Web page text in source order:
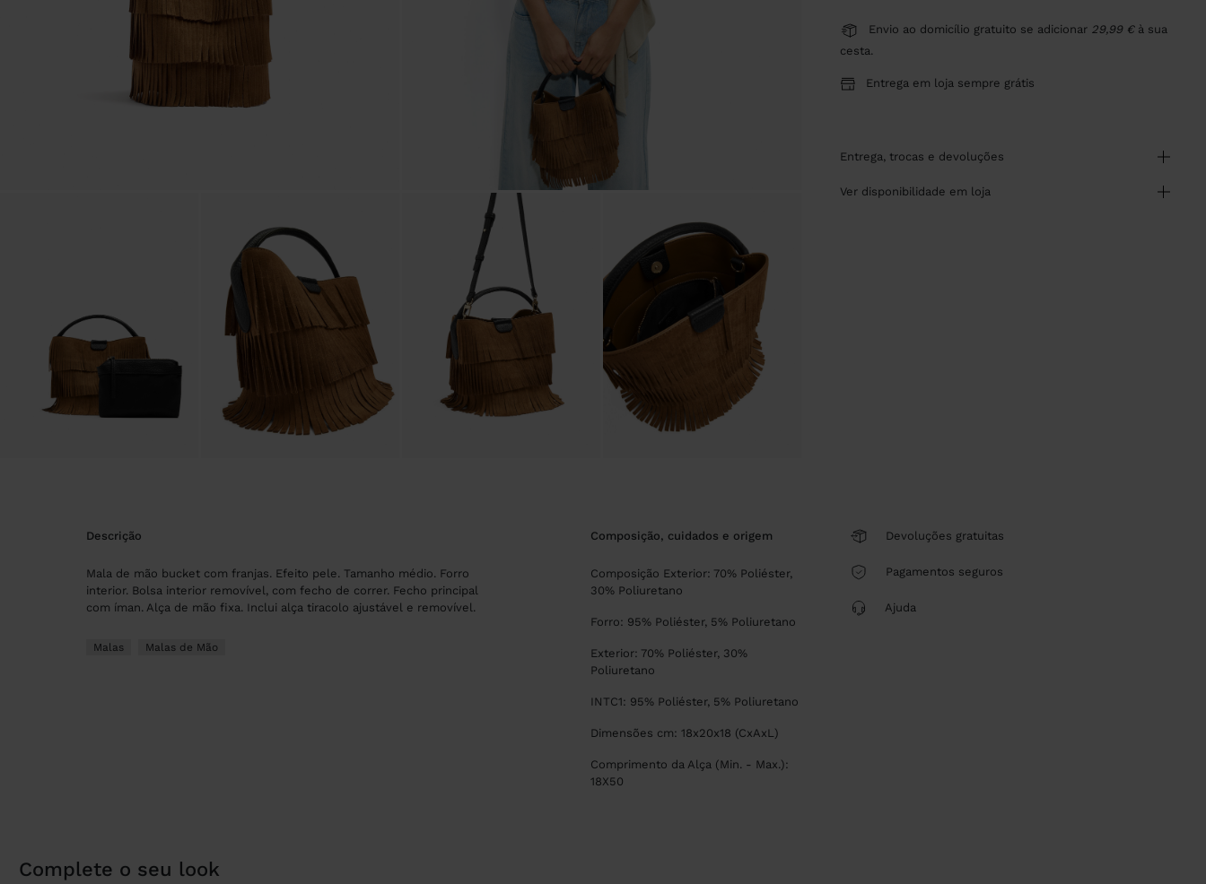
Envio ao domicílio gratuito se adicionar 29,99 €à sua
cesta.
Entrega em loja sempre grátis
entrega, trocas e devoluções
ver disponibilidade em loja
descrição
Mala de mão bucket com franjas. Efeito pele. Tamanho médio. Forro
interior. Bolsa interior removível, com fecho de correr. Fecho principal
com íman. Alça de mão fixa. Inclui alça tiracolo ajustável e removível.
Malas Malas de Mão
composição, cuidados e origem
Composição Exterior: 70% Poliéster,
30% Poliuretano
Forro: 95% Poliéster, 5% Poliuretano
Exterior: 70% Poliéster, 30%
Poliuretano
INTC1: 95% Poliéster, 5% Poliuretano
Dimensões cm: 18x20x18 (CxAxL)
Comprimento da Alça (Min. - Max.):
18X50
Devoluções gratuitas
Pagamentos seguros
Ajuda
complete o seu look